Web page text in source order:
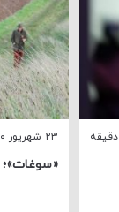
۲۳ شهریور ۱۴۰۰
«سوغات»؛